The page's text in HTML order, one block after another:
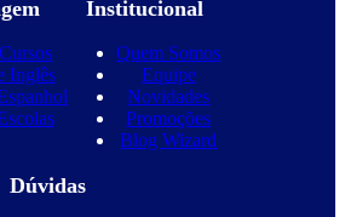
Inglês
Institucional
Quem Somos
Equipe
Novidades
Promoções
Blog Wizard
Dúvidas